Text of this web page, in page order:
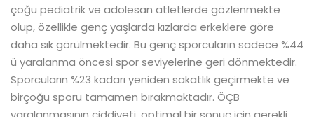
çoğu pediatrik ve adolesan atletlerde gözlenmekte
olup, özellikle genç yaşlarda kızlarda erkeklere göre
daha sık görülmektedir. Bu genç sporcuların sadece %44
ü yaralanma öncesi spor seviyelerine geri dönmektedir.
Sporcuların %23 kadarı yeniden sakatlık geçirmekte ve
birçoğu sporu tamamen bırakmaktadır. ÖÇB